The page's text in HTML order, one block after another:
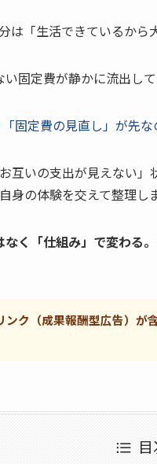
は「生活できているから
固定費が静かに流出して
固定費の見直し」が先
互いの支出が見えない
身の体験を交えて整理しま
く「仕組み」で変わる
ク（成果報酬型広告）が含